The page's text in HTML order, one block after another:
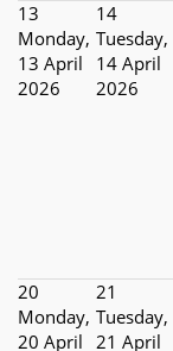
13
Monday,
13 April
2026
14
Tuesday,
14 April
2026
20
Monday,
20 April
21
Tuesday,
21 April